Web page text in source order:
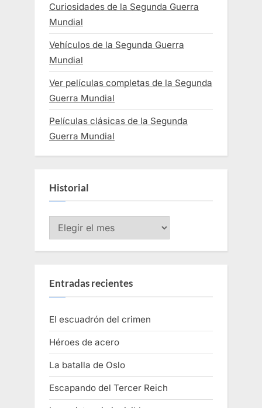
Curiosidades de la Segunda Guerra
Mundial
Vehículos de la Segunda Guerra
Mundial
Ver películas completas de la Segunda
Guerra Mundial
Películas clásicas de la Segunda
Guerra Mundial
Historial
Historial
Entradas recientes
El escuadrón del crimen
Héroes de acero
La batalla de Oslo
Escapando del Tercer Reich